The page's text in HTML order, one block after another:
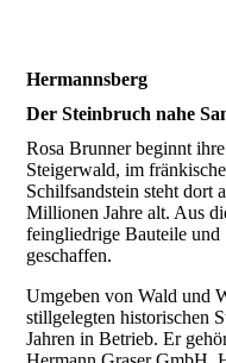
Hermannsberg
Der Steinbruch nahe
Rosa Brunner beginnt
Steigerwald, im
Schilfsandstein steht dort
Millionen Jahre alt. Aus
feingliedrige Bauteile
geschaffen.
Umgeben von Wald und
stillgelegten historischen
Jahren in Betrieb. Er